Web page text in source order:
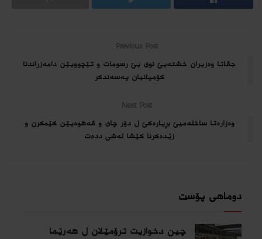
Previous Post
جڤاتا وه‌زیران خشته‌یێ نوى یێ رسومات و تێچوویێن دامه‌زراندنا
كۆمپانیان په‌سه‌ندكر
Next Post
وه‌زاره‌تا ساخله‌میێ بڕیاره‌كێ ل دۆر چاى و قه‌هوه‌یێن كێمكرن و
زێده‌كرنا كێشا له‌شى دده‌ت
دوماهی پۆست
چین دخوازیت ترۆمێلان ل هەرێما